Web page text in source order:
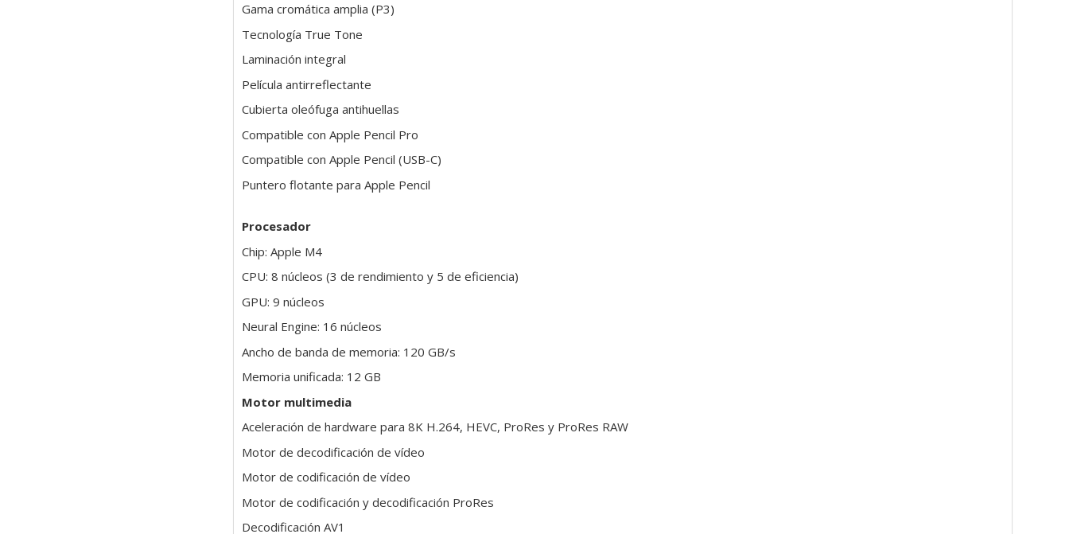
Gama cromática amplia (P3)
Tecnología True Tone
Laminación integral
Película antirreflectante
Cubierta oleófuga antihuellas
Compatible con Apple Pencil Pro
Compatible con Apple Pencil (USB-C)
Puntero flotante para Apple Pencil
Procesador
Chip: Apple M4
CPU: 8 núcleos (3 de rendimiento y 5 de eficiencia)
GPU: 9 núcleos
Neural Engine: 16 núcleos
Ancho de banda de memoria: 120 GB/s
Memoria unificada: 12 GB
Motor multimedia
Aceleración de hardware para 8K H.264, HEVC, ProRes y ProRes RAW
Motor de decodificación de vídeo
Motor de codificación de vídeo
Motor de codificación y decodificación ProRes
Decodificación AV1